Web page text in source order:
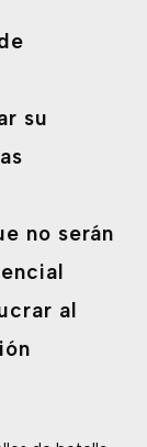
su
no serán
al